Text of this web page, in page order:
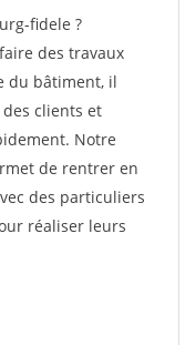
fidele ?
des travaux
du bâtiment, il
clients et
Notre
de rentrer en
des particuliers
réaliser leurs